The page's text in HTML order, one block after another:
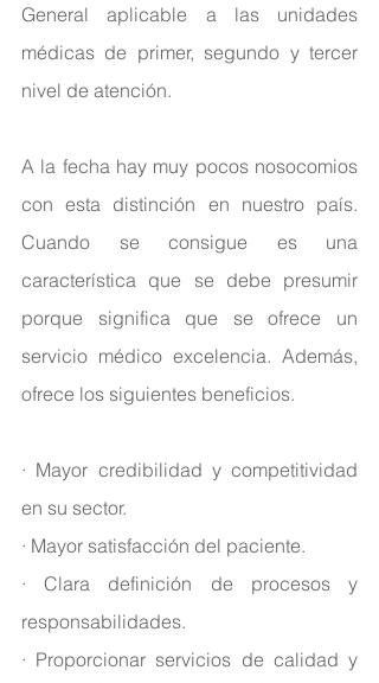
General aplicable a las unidades
médicas de primer, segundo y tercer
nivel de atención.
A la fecha hay muy pocos nosocomios
con esta distinción en nuestro país.
Cuando se consigue es una
característica que se debe presumir
porque significa que se ofrece un
servicio médico excelencia. Además,
ofrece los siguientes beneficios.
· Mayor credibilidad y competitividad
en su sector.
· Mayor satisfacción del paciente.
· Clara definición de procesos y
responsabilidades.
· Proporcionar servicios de calidad y